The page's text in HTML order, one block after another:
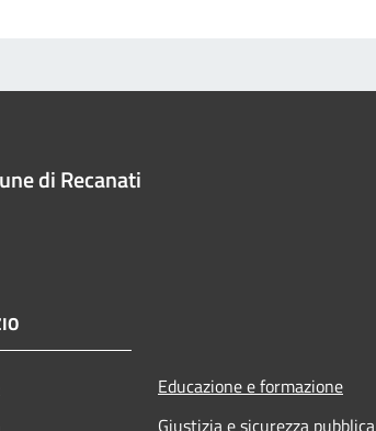
di Recanati
Educazione e formazione
Giustizia e sicurezza pubblica